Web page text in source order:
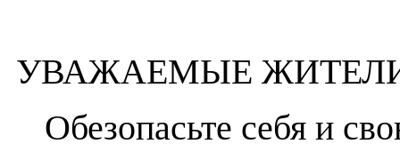
УВАЖАЕМЫЕ
Обезопасьте себя и